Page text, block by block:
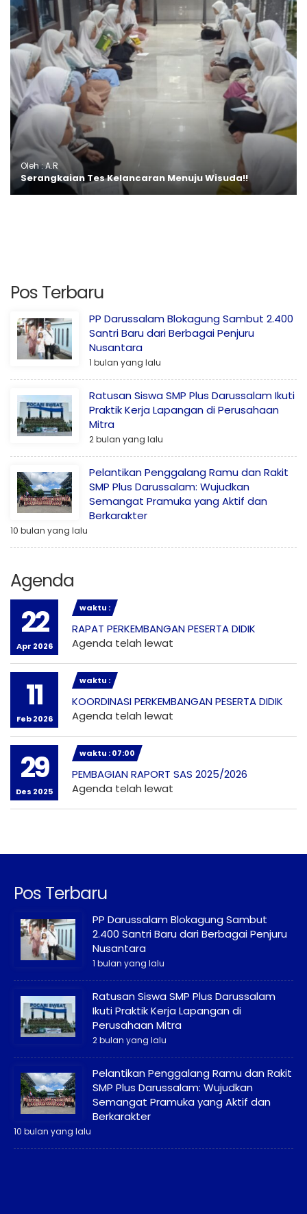
Oleh : A.R
Serangkaian Tes Kelancaran Menuju Wisuda!!
Pos Terbaru
PP Darussalam Blokagung Sambut 2.400
Santri Baru dari Berbagai Penjuru
Nusantara
1 bulan yang lalu
Ratusan Siswa SMP Plus Darussalam Ikuti
Praktik Kerja Lapangan di Perusahaan
Mitra
2 bulan yang lalu
Pelantikan Penggalang Ramu dan Rakit
SMP Plus Darussalam: Wujudkan
Semangat Pramuka yang Aktif dan
Berkarakter
10 bulan yang lalu
Agenda
22
Apr 2026
waktu :
RAPAT PERKEMBANGAN PESERTA DIDIK
Agenda telah lewat
11
Feb 2026
waktu :
KOORDINASI PERKEMBANGAN PESERTA DIDIK
Agenda telah lewat
29
Des 2025
waktu : 07:00
PEMBAGIAN RAPORT SAS 2025/2026
Agenda telah lewat
Pos Terbaru
PP Darussalam Blokagung Sambut
2.400 Santri Baru dari Berbagai Penjuru
Nusantara
1 bulan yang lalu
Ratusan Siswa SMP Plus Darussalam
Ikuti Praktik Kerja Lapangan di
Perusahaan Mitra
2 bulan yang lalu
Pelantikan Penggalang Ramu dan Rakit
SMP Plus Darussalam: Wujudkan
Semangat Pramuka yang Aktif dan
Berkarakter
10 bulan yang lalu